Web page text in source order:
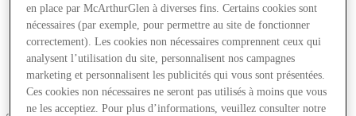
Magasins
Offres
Planifiez votre visite
Quoi de neuf
Mangez et buvez
Cartes cadeaux
Services
en place par McArthurGlen à diverses fins. Certains cookies sont
nécessaires (par exemple, pour permettre au site de fonctionner
correctement). Les cookies non nécessaires comprennent ceux qui
analysent l’utilisation du site, personnalisent nos campagnes
marketing et personnalisent les publicités qui vous sont présentées.
Ces cookies non nécessaires ne seront pas utilisés à moins que vous
ne les acceptiez. Pour plus d’informations, veuillez consulter notre